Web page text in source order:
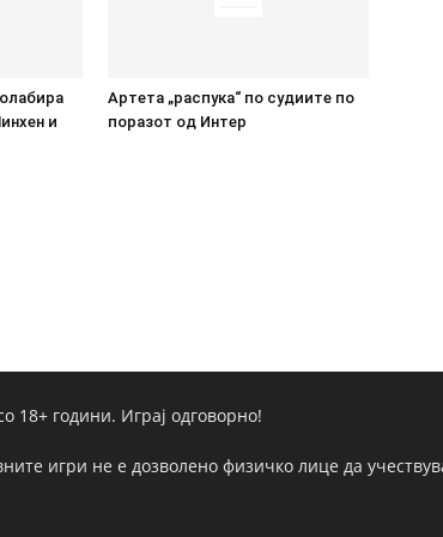
и
Артета „распука“ по судиите по
поразот од Интер
18+ години. Играј одговорно!
игри не е дозволено физичко лице да